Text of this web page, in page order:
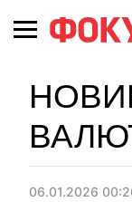
06.01.2026